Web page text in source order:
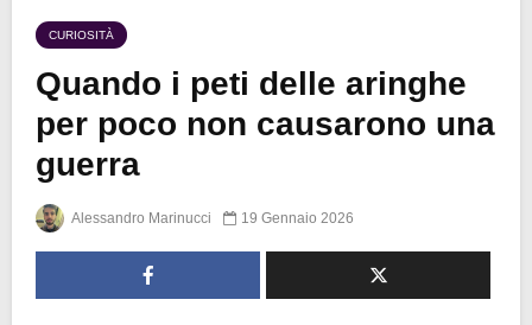
CURIOSITÀ
Quando i peti delle aringhe
per poco non causarono una
guerra
Alessandro Marinucci 19 Gennaio 2026